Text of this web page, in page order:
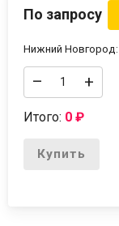
По запросу
Нижний Новгород:
– +
Итого: 0₽
Купить